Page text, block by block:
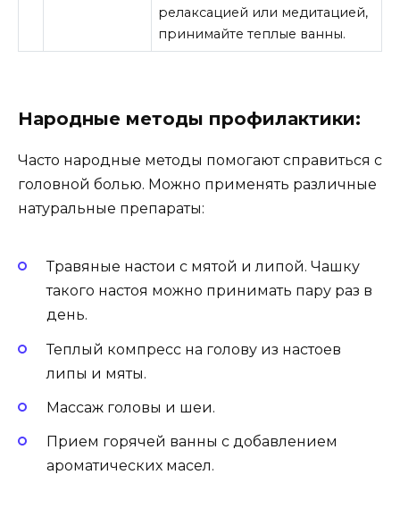
релаксацией или медитацией,
принимайте теплые ванны.
Народные методы профилактики:
Часто народные методы помогают справиться с
головной болью. Можно применять различные
натуральные препараты:
Травяные настои с мятой и липой. Чашку
такого настоя можно принимать пару раз в
день.
Теплый компресс на голову из настоев
липы и мяты.
Массаж головы и шеи.
Прием горячей ванны с добавлением
ароматических масел.